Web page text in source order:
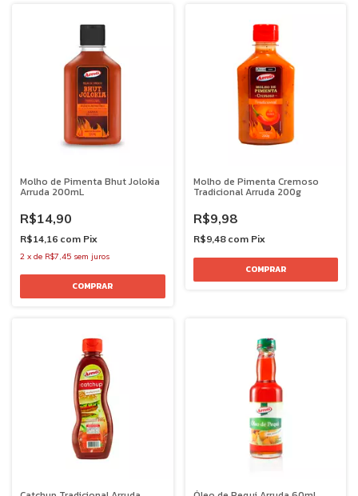
Molho de Pimenta Bhut Jolokia
Arruda 200mL
R$14,90
R$14,16 com Pix
2 x de R$7,45 sem juros
Molho de Pimenta Cremoso
Tradicional Arruda 200g
R$9,98
R$9,48 com Pix